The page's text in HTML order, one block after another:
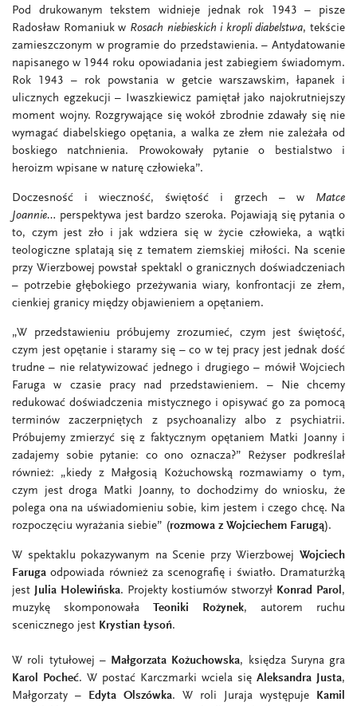
Pod drukowanym tekstem widnieje jednak rok 1943 – pisze
Radosław Romaniuk w Rosach niebieskich i kropli diabelstwa, tekście
zamieszczonym w programie do przedstawienia. – Antydatowanie
napisanego w 1944 roku opowiadania jest zabiegiem świadomym.
Rok 1943 – rok powstania w getcie warszawskim, łapanek i
ulicznych egzekucji – Iwaszkiewicz pamiętał jako najokrutniejszy
moment wojny. Rozgrywające się wokół zbrodnie zdawały się nie
wymagać diabelskiego opętania, a walka ze złem nie zależała od
boskiego natchnienia. Prowokowały pytanie o bestialstwo i
heroizm wpisane w naturę człowieka”.
Doczesność i wieczność, świętość i grzech – w Matce
Joannie… perspektywa jest bardzo szeroka. Pojawiają się pytania o
to, czym jest zło i jak wdziera się w życie człowieka, a wątki
teologiczne splatają się z tematem ziemskiej miłości. Na scenie
przy Wierzbowej powstał spektakl o granicznych doświadczeniach
– potrzebie głębokiego przeżywania wiary, konfrontacji ze złem,
cienkiej granicy między objawieniem a opętaniem.
„W przedstawieniu próbujemy zrozumieć, czym jest świętość,
czym jest opętanie i staramy się – co w tej pracy jest jednak dość
trudne – nie relatywizować jednego i drugiego – mówił Wojciech
Faruga w czasie pracy nad przedstawieniem. – Nie chcemy
redukować doświadczenia mistycznego i opisywać go za pomocą
terminów zaczerpniętych z psychoanalizy albo z psychiatrii.
Próbujemy zmierzyć się z faktycznym opętaniem Matki Joanny i
zadajemy sobie pytanie: co ono oznacza?” Reżyser podkreślał
również: „kiedy z Małgosią Kożuchowską rozmawiamy o tym,
czym jest droga Matki Joanny, to dochodzimy do wniosku, że
polega ona na uświadomieniu sobie, kim jestem i czego chcę. Na
rozpoczęciu wyrażania siebie” (rozmowa z Wojciechem Farugą).
W spektaklu pokazywanym na Scenie przy Wierzbowej Wojciech
Faruga odpowiada również za scenografię i światło. Dramaturżką
jest Julia Holewińska. Projekty kostiumów stworzył Konrad Parol ,
muzykę skomponowała
Teoniki Rożynek, autorem ruchu
scenicznego jest Krystian Łysoń.
W roli tytułowej – Małgorzata Kożuchowska, księdza Suryna gra
Karol Pocheć. W postać Karczmarki wciela się Aleksandra Justa,
Małgorzaty –
Edyta Olszówka. W roli Juraja występuje
Kamil